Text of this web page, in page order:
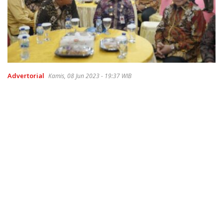
Advertorial Kamis, 08 Jun 2023 - 19:37 WIB